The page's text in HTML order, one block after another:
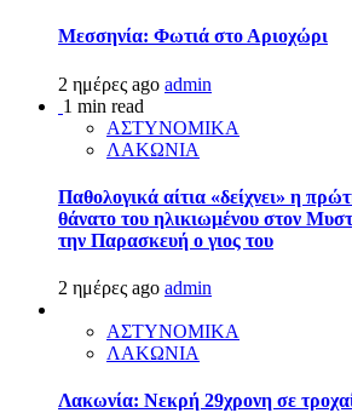
Μεσσηνία: Φωτιά στο Αριοχώρι
2 ημέρες ago admin
1 min read
ΑΣΤΥΝΟΜΙΚΑ
ΛΑΚΩΝΙΑ
Παθολογικά αίτια «δείχνει» η
θάνατο του ηλικιωμένου στον
την Παρασκευή ο γιος του
2 ημέρες ago admin
ΑΣΤΥΝΟΜΙΚΑ
ΛΑΚΩΝΙΑ
Λακωνία: Νεκρή 29χρονη σε